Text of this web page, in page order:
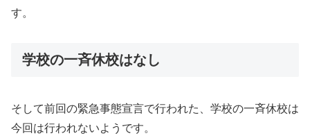
す。
学校の一斉休校はなし
そして前回の緊急事態宣言で行われた、学校の一斉休校は
今回は行われないようです。